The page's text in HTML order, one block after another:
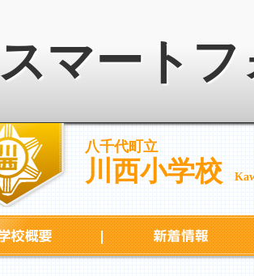
スマート
八千代町立
川西小学校
学校概要